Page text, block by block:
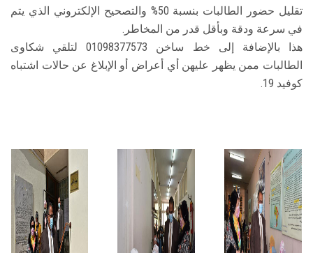
تقليل حضور الطالبات بنسبة 50% والتصحيح الإلكتروني الذي يتم
في سرعة ودقة وبأقل قدر من المخاطر.
هذا بالإضافة إلى خط ساخن 01098377573 لتلقي شكاوى
الطالبات ممن يظهر عليهن أي أعراض أو الإبلاغ عن حالات اشتباه
كوفيد 19.